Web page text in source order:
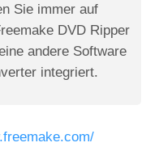
Sie immer auf
DVD Ripper
andere Software
integriert.